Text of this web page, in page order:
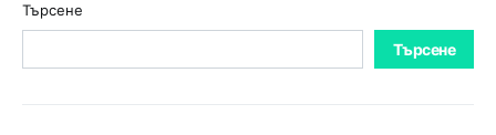
Търсене
Търсене